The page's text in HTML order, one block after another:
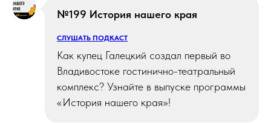
№199 История нашего края
СЛУШАТЬ ПОДКАСТ
Как купец Галецкий создал первый во
Владивостоке гостинично-театральный
комплекс? Узнайте в выпуске программы
«История нашего края»!